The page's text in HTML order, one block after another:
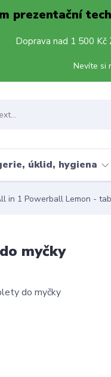
prezentační
Doprava nad 1 500 Kč
Nevíte si
úklid, hygiena
in 1 Powerball Lemon -
myčky